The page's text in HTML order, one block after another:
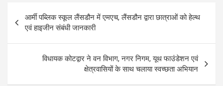
navigation
आर्मी पब्लिक स्कूल लैंसडौन में एमएच, लैंसडौन द्वारा छात्राओं को हेल्थ
एवं हाइजीन संबंधी जानकारी
विधायक कोटद्वार ने वन विभाग, नगर निगम, यूथ फाउंडेशन एवं
क्षेत्रवासियों के साथ चलाया स्वच्छता अभियान